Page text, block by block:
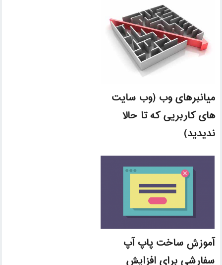
میانبرهای وب (وب سایت
های کاربریی که تا حالا
ندیدید)
آموزش ساخت پاپ آپ
سفارشی برای افزایش